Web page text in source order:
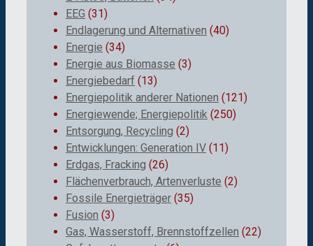
EEG (31)
Endlagerung und Alternativen (40)
Energie (34)
Energie aus Biomasse (3)
Energiebedarf (13)
Energiepolitik anderer Nationen (121)
Energiewende; Energiepolitik (250)
Entsorgung, Recycling (2)
Entwicklungen: Generation IV (11)
Erdgas, Fracking (26)
Flächenverbrauch, Artenverluste (2)
Fossile Energieträger (35)
Fusion (3)
Gas, Wasserstoff, Brennstoffzellen (22)